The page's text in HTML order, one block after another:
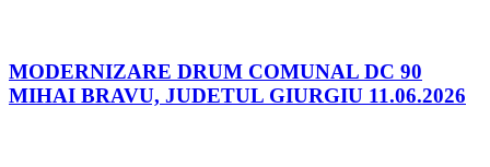
MODERNIZARE DRUM COMUNAL DC 90
MIHAI BRAVU, JUDETUL GIURGIU 11.06.2026